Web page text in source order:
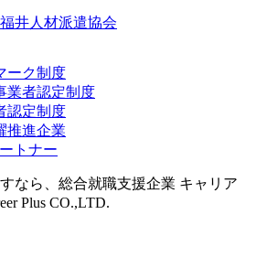
なら、総合就職支援企業 キャリア
Plus CO.,LTD.